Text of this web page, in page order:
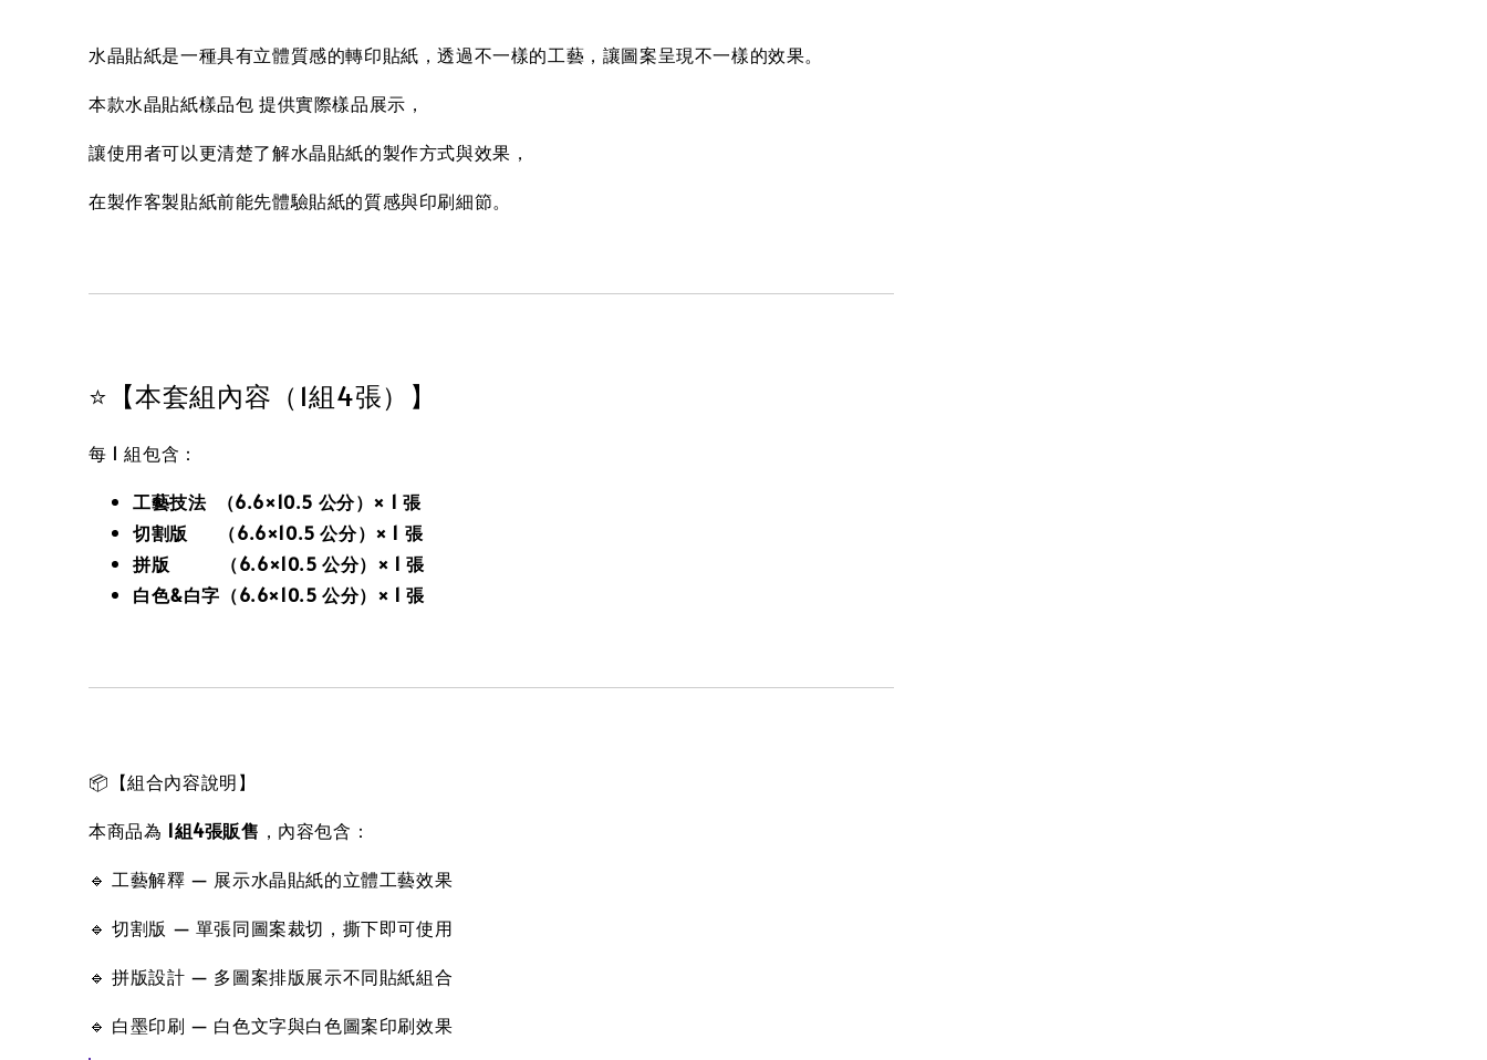
水晶貼紙是一種具有立體質感的轉印貼紙，透過不一樣的工藝，讓圖案呈現不一樣的效果。
本款水晶貼紙樣品包 提供實際樣品展示，
讓使用者可以更清楚了解水晶貼紙的製作方式與效果，
在製作客製貼紙前能先體驗貼紙的質感與印刷細節。
⭐【本套組內容（1組4張）】
每 1 組包含：
工藝技法 （6.6×10.5 公分）× 1 張
切割版 （6.6×10.5 公分）× 1 張
拼版 （6.6×10.5 公分）× 1 張
白色&白字（6.6×10.5 公分）× 1 張
📦【組合內容說明】
本商品為 1組4張販售 ，內容包含：
🔹 工藝解釋 — 展示水晶貼紙的立體工藝效果
🔹 切割版 — 單張同圖案裁切，撕下即可使用
🔹 拼版設計 — 多圖案排版展示不同貼紙組合
🔹 白墨印刷 — 白色文字與白色圖案印刷效果